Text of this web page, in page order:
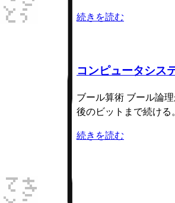
続きを読む
コンピュータシス
ブール算術 ブール論
後のビットまで続け
続きを読む